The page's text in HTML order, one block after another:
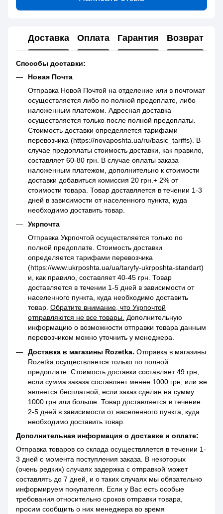
Доставка Оплата Гарантия Возврат
Способы доставки:
Новая Почта
Отправка Новой Почтой на отделение или в почтомат
осуществляется либо по полной предоплате, либо
наложенным платежом. Адресная доставка
осуществляется только после полной предоплаты.
Стоимость доставки определяется тарифами
перевозчика (https://novaposhta.ua/ru/basic_tariffs). В
случае предоплаты стоимость доставки, как правило,
составляет 60-80 грн. В случае оплаты заказа
наложенным платежом, дополнительно к стоимости
доставки добавиться комиссия 20 грн.+ 2% от
стоимости товара. Товар доставляется в течении 1-3
дней в зависимости от населенного пункта, куда
необходимо доставить товар.
Укрпочта
Отправка Укрпочтой осуществляется только по
полной предоплате. Стоимость доставки
определяется тарифами перевозчика
(https://www.ukrposhta.ua/ua/taryfy-ukrposhta-standart)
и, как правило, составляет 40-45 грн. Товар
доставляется в течении 1-5 дней в зависимости от
населенного пункта, куда необходимо доставить
товар. Обратите внимание, что Укрпочтой
отправляются не все товары. Дополнительную
информацию о возможности отправки товара данным
перевозчиком можно уточнить у менеджера.
Доставка в магазины Rozetka. Отправка в магазины
Rozetka осуществляется только по полной
предоплате. Стоимость доставки составляет 49 грн,
если сумма заказа составляет менее 1000 грн, или же
является бесплатной, если заказ сделан на сумму
1000 грн или больше. Товар доставляется в течение
2-5 дней в зависимости от населенного пункта, куда
необходимо доставить товар.
Дополнительная информация о доставке и оплате:
Отправка товаров со склада осуществляется в течении 1-
3 дней с момента поступления заказа. В некоторых
(очень редких) случаях задержка с отправкой может
составлять до 7 дней, и о таких случаях мы обязательно
информируем покупателя. Если у Вас есть особые
требования относительно сроков отправки товара,
просим сообщить о них менеджера во время